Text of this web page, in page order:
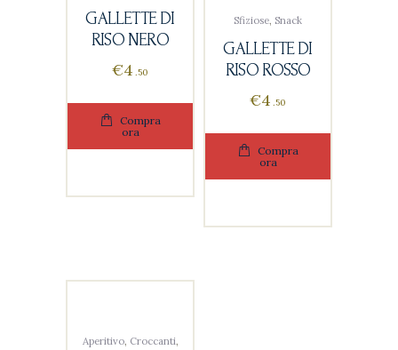
GALLETTE DI
RISO NERO
€4 50
Compra
ora
Sfiziose, Snack
GALLETTE DI
RISO ROSSO
€4 50
Compra
ora
Aperitivo, Croccanti,